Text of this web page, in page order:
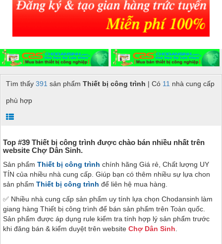
Tìm thấy 391 sản phẩm Thiết bị công trình | Có 11 nhà cung cấp
phù hợp
Top #39 Thiết bị công trình được chào bán nhiều nhất trên
website Chợ Dân Sinh.
Sản phẩm Thiết bị công trình chính hãng Giá rẻ, Chất lượng UY
TÍN của nhiều nhà cung cấp. Giúp bạn có thêm nhiều sự lựa chon
sản phẩm Thiết bị công trình để liên hệ mua hàng.
✅ Nhiều nhà cung cấp sản phẩm uy tính lựa chọn Chodansinh làm
giang hàng Thiết bị công trình để bán sản phẩm trên Toàn quốc.
Sản phẩm được áp dụng rule kiểm tra tính hợp lý sản phẩm trước
khi đăng bán & kiểm duyệt trên website Chợ Dân Sinh